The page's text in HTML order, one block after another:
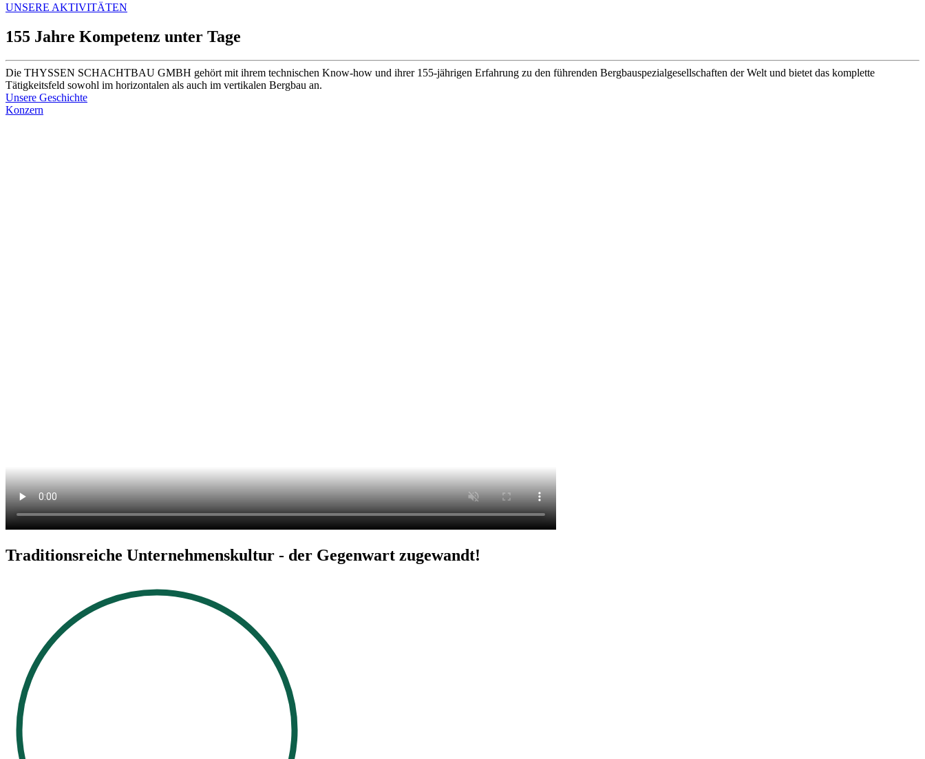
UNSERE AKTIVITÄTEN
155 Jahre Kompetenz unter Tage
Die THYSSEN SCHACHTBAU GMBH gehört mit ihrem technischen Know-how und ihrer 155-jährigen Erfahrung zu den führenden Bergbauspezialgesellschaften der Welt und bietet das komplette
Tätigkeitsfeld sowohl im horizontalen als auch im vertikalen Bergbau an.
Unsere Geschichte
Konzern
Traditionsreiche Unternehmenskultur - der Gegenwart zugewandt!